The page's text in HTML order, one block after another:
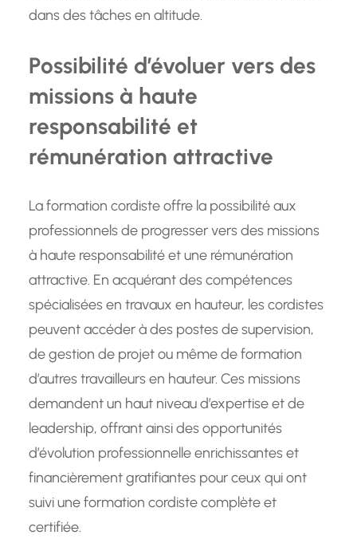
dans des tâches en altitude.
Possibilité d’évoluer vers des
missions à haute
responsabilité et
rémunération attractive
La formation cordiste offre la possibilité aux
professionnels de progresser vers des missions
à haute responsabilité et une rémunération
attractive. En acquérant des compétences
spécialisées en travaux en hauteur, les cordistes
peuvent accéder à des postes de supervision,
de gestion de projet ou même de formation
d’autres travailleurs en hauteur. Ces missions
demandent un haut niveau d’expertise et de
leadership, offrant ainsi des opportunités
d’évolution professionnelle enrichissantes et
financièrement gratifiantes pour ceux qui ont
suivi une formation cordiste complète et
certifiée.